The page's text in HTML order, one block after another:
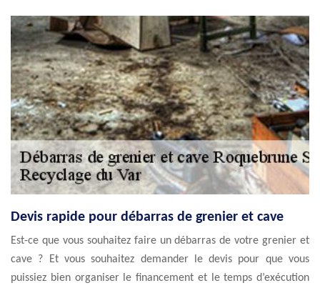
Devis rapide pour débarras de grenier et cave
Est-ce que vous souhaitez faire un débarras de votre grenier et
cave ? Et vous souhaitez demander le devis pour que vous
puissiez bien organiser le financement et le temps d’exécution